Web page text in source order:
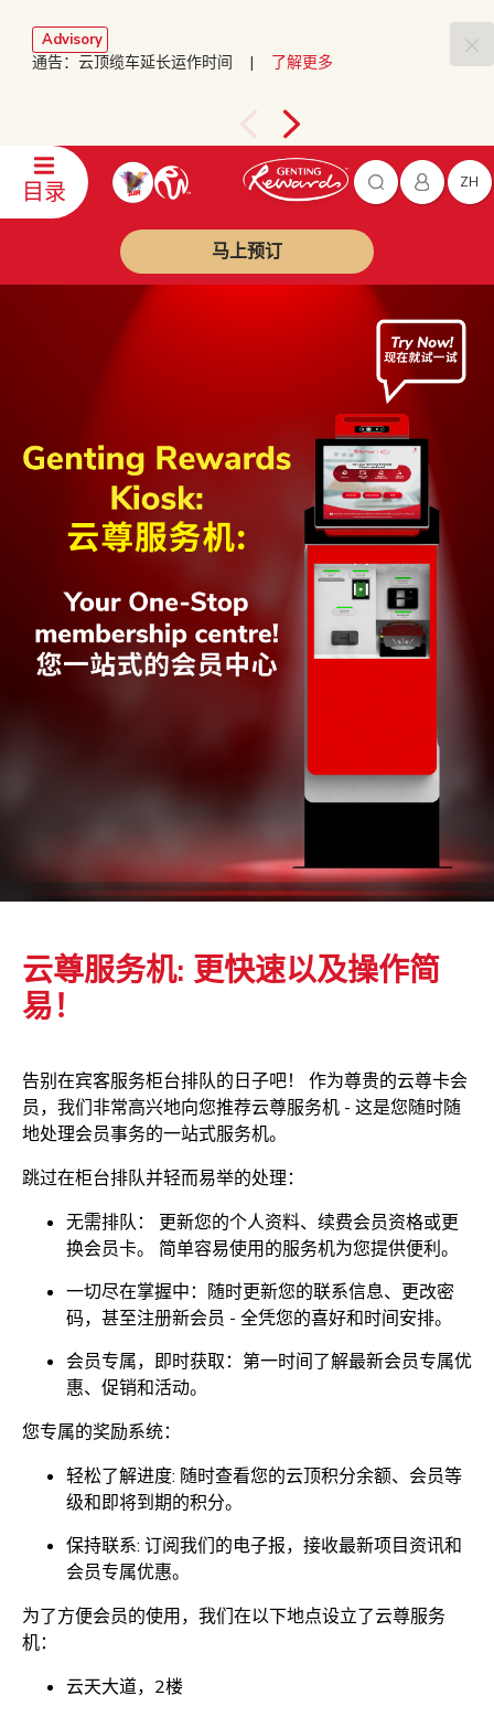
Advisory
通告：云顶缆车延长运作时间 | 了解更多
目录 ZH
马上预订
云尊服务机: 更快速以及操作简
易！
告别在宾客服务柜台排队的日子吧！ 作为尊贵的云尊卡会
员，我们非常高兴地向您推荐云尊服务机 - 这是您随时随
地处理会员事务的一站式服务机。
跳过在柜台排队并轻而易举的处理：
无需排队： 更新您的个人资料、续费会员资格或更
换会员卡。 简单容易使用的服务机为您提供便利。
一切尽在掌握中：随时更新您的联系信息、更改密
码，甚至注册新会员 - 全凭您的喜好和时间安排。
会员专属，即时获取：第一时间了解最新会员专属优
惠、促销和活动。
您专属的奖励系统：
轻松了解进度: 随时查看您的云顶积分余额、会员等
级和即将到期的积分。
保持联系: 订阅我们的电子报，接收最新项目资讯和
会员专属优惠。
为了方便会员的使用，我们在以下地点设立了云尊服务
机：
云天大道，2楼